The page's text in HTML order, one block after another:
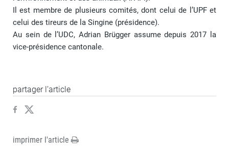
Il est membre de plusieurs comités, dont celui de l’UPF et
celui des tireurs de la Singine (présidence).
Au sein de l’UDC, Adrian Brügger assume depuis 2017 la
vice-présidence cantonale.
partager l’article
imprimer l'article